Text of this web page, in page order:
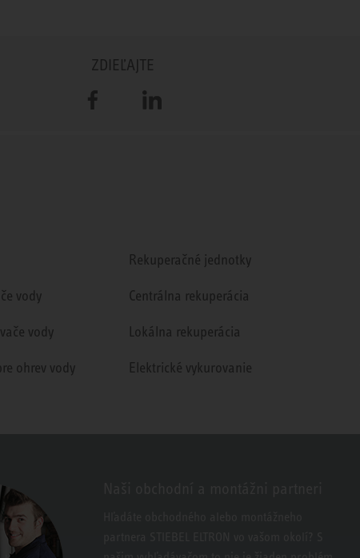
ZDIEĽAJTE
Facebook LinkedIn
vody
vody
ohrev vody
Rekuperačné jednotky
Centrálna rekuperácia
Lokálna rekuperácia
Elektrické vykurovanie